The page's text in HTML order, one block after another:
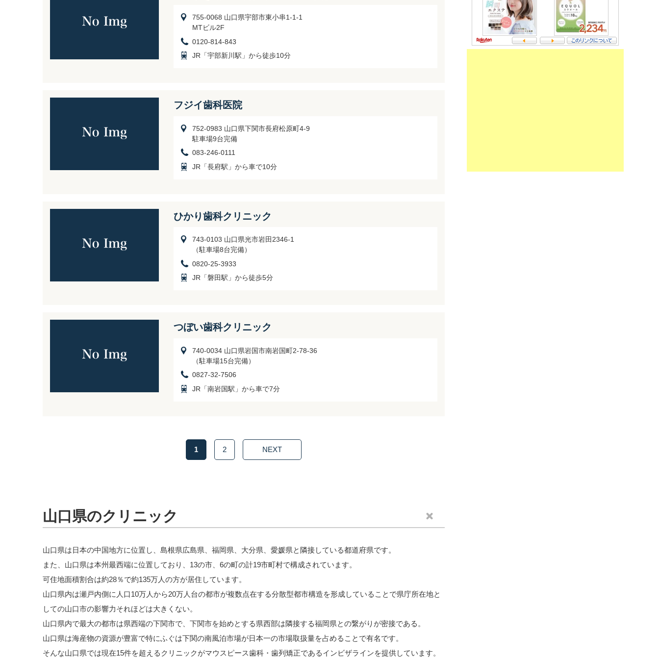
755-0068 山口県宇部市東小串1-1-1
MTビル2F
0120-814-843
JR「宇部新川駅」から徒歩10分
フジイ歯科医院
752-0983 山口県下関市長府松原町4-9
駐車場9台完備
083-246-0111
JR「長府駅」から車で10分
ひかり歯科クリニック
743-0103 山口県光市岩田2346-1
（駐車場8台完備）
0820-25-3933
JR「磐田駅」から徒歩5分
つぼい歯科クリニック
740-0034 山口県岩国市南岩国町2-78-36
（駐車場15台完備）
0827-32-7506
JR「南岩国駅」から車で7分
1 2 NEXT
山口県のクリニック
山口県は日本の中国地方に位置し、島根県広島県、福岡県、大分県、愛媛県と隣接している都道府県です。
また、山口県は本州最西端に位置しており、13の市、6の町の計19市町村で構成されています。
可住地面積割合は約28％で約135万人の方が居住しています。
山口県内は瀬戸内側に人口10万人から20万人台の都市が複数点在する分散型都市構造を形成していることで県庁所在地と
しての山口市の影響力それほどは大きくない。
山口県内で最大の都市は県西端の下関市で、下関市を始めとする県西部は隣接する福岡県との繋がりが密接である。
山口県は海産物の資源が豊富で特にふぐは下関の南風泊市場が日本一の市場取扱量を占めることで有名です。
そんな山口県では現在15件を超えるクリニックがマウスピース歯科・歯列矯正であるインビザラインを提供しています。